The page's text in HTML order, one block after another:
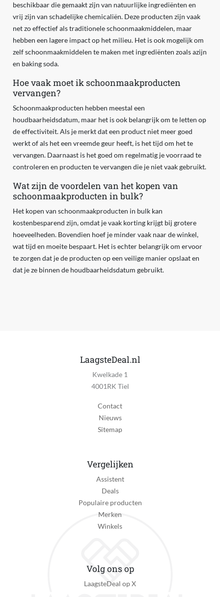
beschikbaar die gemaakt zijn van natuurlijke ingrediënten en
vrij zijn van schadelijke chemicaliën. Deze producten zijn vaak
net zo effectief als traditionele schoonmaakmiddelen, maar
hebben een lagere impact op het milieu. Het is ook mogelijk om
zelf schoonmaakmiddelen te maken met ingrediënten zoals azijn
en baking soda.
Hoe vaak moet ik schoonmaakproducten
vervangen?
Schoonmaakproducten hebben meestal een
houdbaarheidsdatum, maar het is ook belangrijk om te letten op
de effectiviteit. Als je merkt dat een product niet meer goed
werkt of als het een vreemde geur heeft, is het tijd om het te
vervangen. Daarnaast is het goed om regelmatig je voorraad te
controleren en producten te vervangen die je niet vaak gebruikt.
Wat zijn de voordelen van het kopen van
schoonmaakproducten in bulk?
Het kopen van schoonmaakproducten in bulk kan
kostenbesparend zijn, omdat je vaak korting krijgt bij grotere
hoeveelheden. Bovendien hoef je minder vaak naar de winkel,
wat tijd en moeite bespaart. Het is echter belangrijk om ervoor
te zorgen dat je de producten op een veilige manier opslaat en
dat je ze binnen de houdbaarheidsdatum gebruikt.
LaagsteDeal.nl
Kwelkade 1
4001RK Tiel
Contact
Nieuws
Sitemap
Vergelijken
Assistent
Deals
Populaire producten
Merken
Winkels
Volg ons op
LaagsteDeal op X